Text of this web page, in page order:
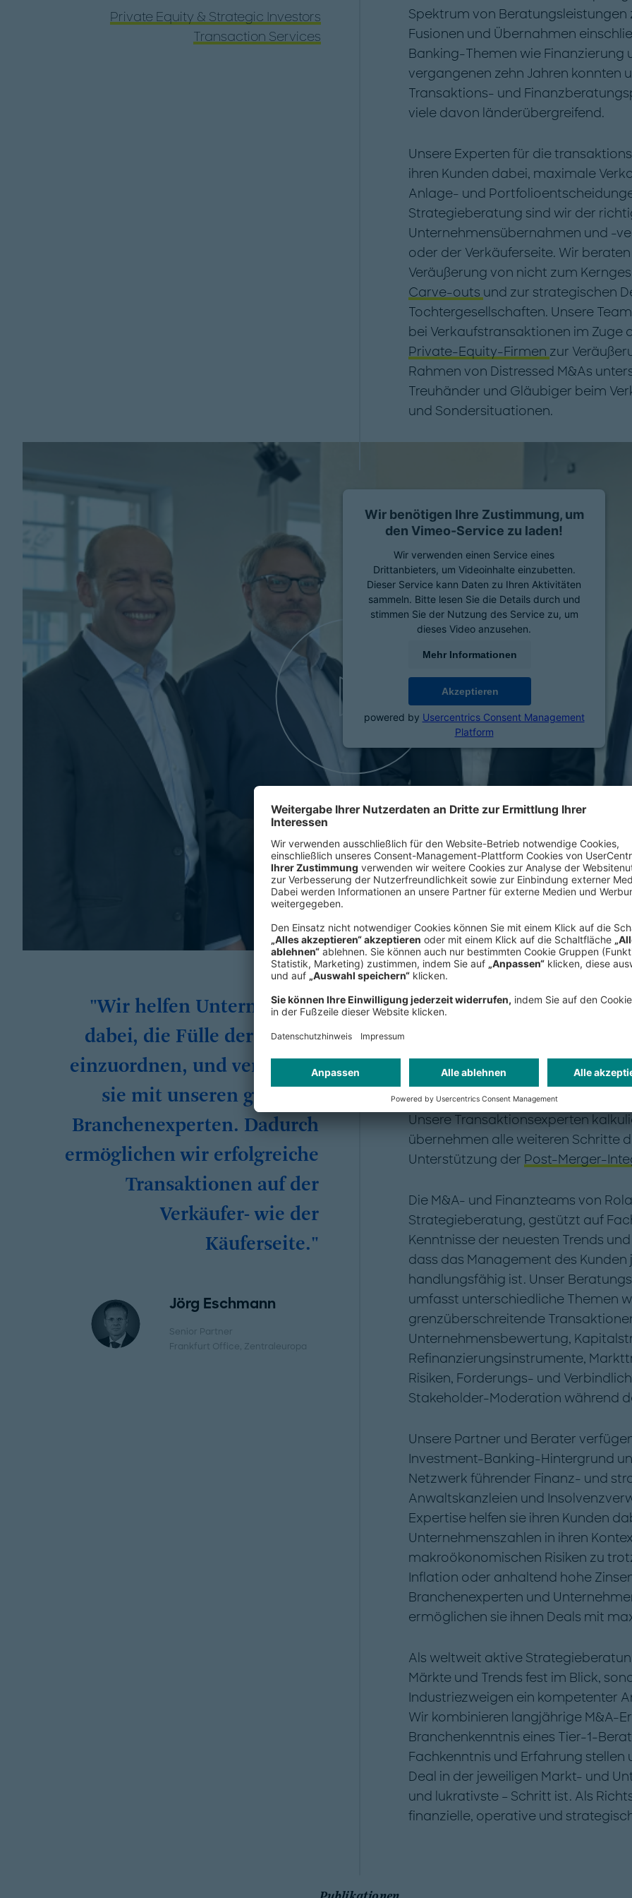
Private Equity & Strategic Investors
Transaction Services
Spektrum von
Fusionen und Übernahmen
Banking-Themen wie Finanzierung
vergangenen zehn Jahren konnten
Transaktions- und
viele davon länderübergreifend.
Unsere Experten für die
ihren Kunden dabei, maximale
Anlage- und
Strategieberatung sind wir der
Unternehmensübernahmen und -
oder der Verkäuferseite. Wir
Veräußerung von nicht zum
Carve-outs und zur strategischen
Tochtergesellschaften. Unsere
bei Verkaufstransaktionen im
Private-Equity-Firmen zur
Rahmen von Distressed M&As
Treuhänder und Gläubiger beim
und Sondersituationen.
Wir benötigen Ihre Zustimmung, um
den Vimeo-Service zu laden!
Wir verwenden einen Service eines
Drittanbieters, um Videoinhalte einzubetten.
Dieser Service kann Daten zu Ihren Aktivitäten
sammeln. Bitte lesen Sie die Details durch und
stimmen Sie der Nutzung des Service zu, um
dieses Video anzusehen.
Mehr Informationen
Akzeptieren
powered by Usercentrics Consent Management
Platform
"Wir helfen Unternehmen
dabei, die Fülle der Zahlen
einzuordnen, und vernetzen
sie mit unseren globalen
Branchenexperten. Dadurch
ermöglichen wir erfolgreiche
Transaktionen auf der
Verkäufer- wie der
Käuferseite."
Jörg Eschmann
Senior Partner
Frankfurt Office, Zentraleuropa
Ziel unserer Strategieberatung im
einer nachhaltigen Profitabilität
durch ein strategisches
Unterstützung der
Übernahme- und
Zielobjekte und der
Unsere Transaktionsexperten
übernehmen alle weiteren Schritte
Unterstützung der Post-Merger-
Die M&A- und Finanzteams von
Strategieberatung, gestützt auf
Kenntnisse der neuesten Trends
dass das Management des
handlungsfähig ist. Unser
umfasst unterschiedliche Themen
grenzüberschreitende
Unternehmensbewertung,
Refinanzierungsinstrumente,
Risiken, Forderungs- und
Stakeholder-Moderation während
Unsere Partner und Berater
Investment-Banking-Hintergrund
Netzwerk führender Finanz- und
Anwaltskanzleien und
Expertise helfen sie ihren Kunden
Unternehmenszahlen in ihren
makroökonomischen Risiken zu
Inflation oder anhaltend hohe
Branchenexperten und
ermöglichen sie ihnen Deals mit
Als weltweit aktive
Märkte und Trends fest im Blick,
Industriezweigen ein kompetenter
Wir kombinieren langjährige M&A-
Branchenkenntnis eines Tier-1-
Fachkenntnis und Erfahrung stellen
Deal in der jeweiligen Markt- und
und lukrativste – Schritt ist. Als
finanzielle, operative und